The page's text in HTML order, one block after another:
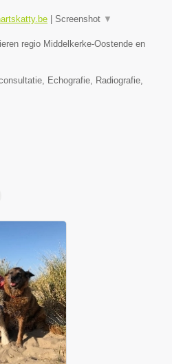
Screenshot ▼
regio Middelkerke-Oostende en
Echografie, Radiografie,